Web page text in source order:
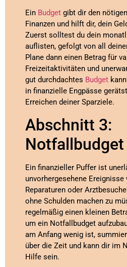
Ein Budget gibt dir den
Finanzen und hilft dir, dein
Zuerst solltest du dein
auflisten, gefolgt von all
Plane dann einen Betrag für
Freizeitaktivitäten und
gut durchdachtes Budget
in finanzielle Engpässe
Erreichen deiner Sparziele.
Abschnitt 3:
Ein finanzieller Puffer ist
unvorhergesehene
Reparaturen oder
ohne Schulden machen zu
regelmäßig einen kleinen
um ein Notfallbudget
am Anfang wenig ist,
über die Zeit und kann dir im
Hilfe sein.